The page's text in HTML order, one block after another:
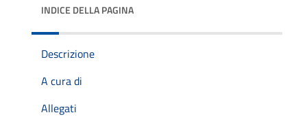
INDICE DELLA PAGINA
Descrizione
A cura di
Allegati